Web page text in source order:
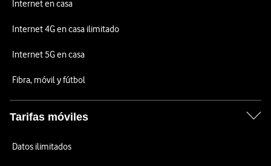
Internet en casa
Internet 4G en casa ilimitado
Internet 5G en casa
Fibra, móvil y fútbol
Tarifas móviles
Datos ilimitados